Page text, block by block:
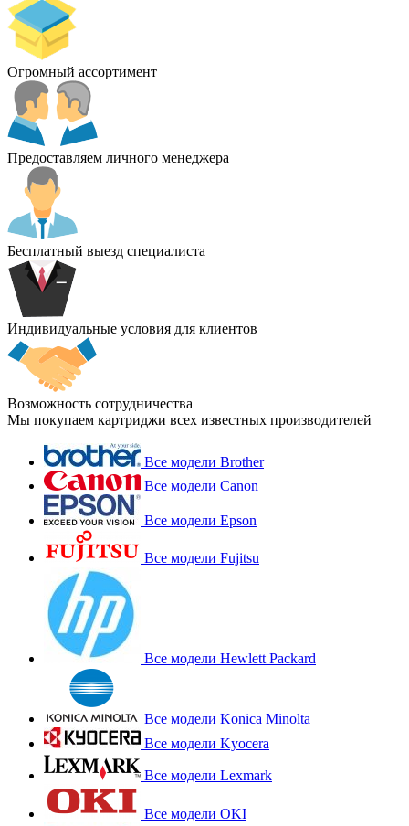
Огромный ассортимент
Предоставляем личного менеджера
Бесплатный выезд специалиста
Индивидуальные условия для клиентов
Возможность сотрудничества
Мы покупаем картриджи всех известных производителей
Все модели Brother
Все модели Canon
Все модели Epson
Все модели Fujitsu
Все модели Hewlett Packard
Все модели Konica Minolta
Все модели Kyocera
Все модели Lexmark
Все модели OKI